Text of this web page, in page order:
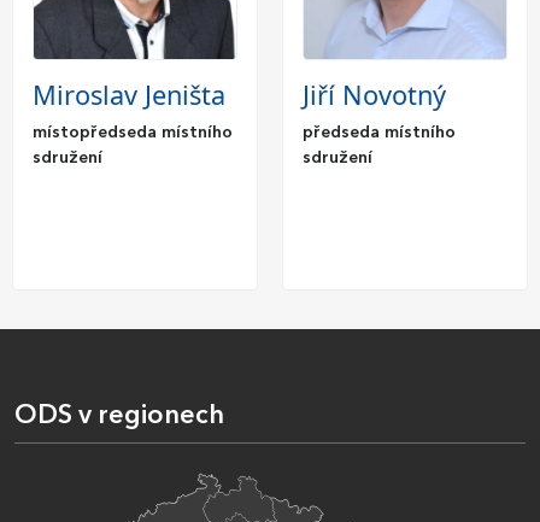
Miroslav Jeništa
místopředseda místního
sdružení
Jiří Novotný
předseda místního
sdružení
ODS v regionech